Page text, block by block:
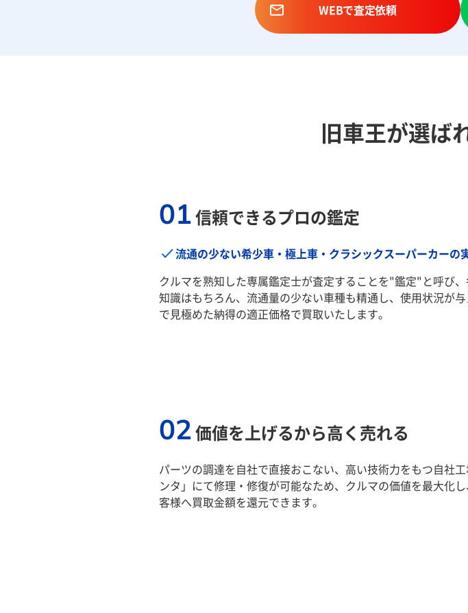
WEBで査定依頼
旧車王が選ば
01信頼できるプロの鑑定
流通の少ない希少車・極上車・クラシックスーパーカーの
クルマを熟知した専属鑑定士が査定することを"鑑定"と呼び
知識はもちろん、流通量の少ない車種も精通し、使用状況が
で見極めた納得の適正価格で買取いたします。
02価値を上げるから高く売れる
パーツの調達を自社で直接おこない、高い技術力をもつ自社
ンタ」にて修理・修復が可能なため、クルマの価値を最大化
客様へ買取金額を還元できます。